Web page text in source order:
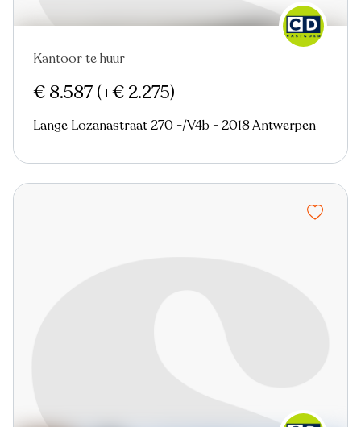
Nieuw
Kantoor te huur
€ 8.587 (+€ 2.275)
Lange Lozanastraat 270 -/V4b - 2018 Antwerpen